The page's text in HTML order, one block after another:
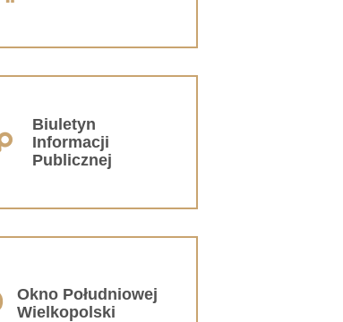
Biuletyn
Informacji
Publicznej
Okno Południowej
Wielkopolski